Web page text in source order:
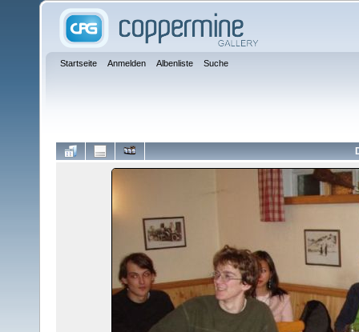
Startseite Anmelden Albenliste Suche